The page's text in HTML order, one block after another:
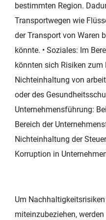
bestimmten Region.
Transportwegen wie
der Transport von Waren
könnte. • Soziales: Im
könnten sich Risiken zum
Nichteinhaltung von
oder des
Unternehmensführung:
Bereich der
Nichteinhaltung der
Korruption in
Um
miteinzubeziehen,